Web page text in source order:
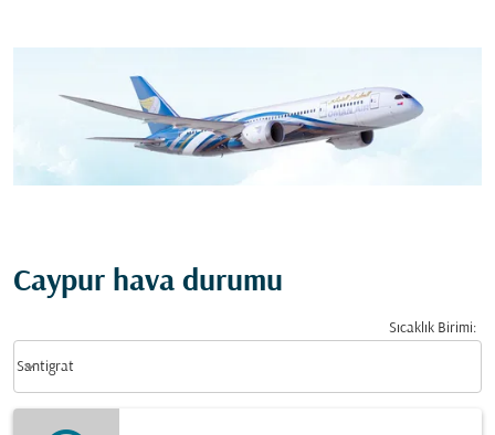
Caypur hava durumu
Sıcaklık Birimi:
Santigrat
keyboard_arrow_down